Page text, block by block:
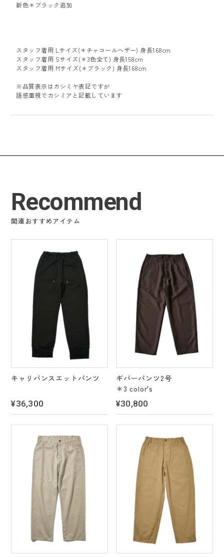
新色＊ブラック追加
スタッフ着用 Lサイズ(＊チャコールヘザー) 身長168cm
スタッフ着用 Sサイズ(＊3色全て) 身長158cm
スタッフ着用 Mサイズ(＊ブラック) 身長168cm
※品質表示はカシミヤ表記ですが
語感重視でカシミアと記載しています
Recommend
関連おすすめアイテム
キャリバンスエットパンツ
¥36,300
ギバーパンツ2号
＊3 color's
¥30,800